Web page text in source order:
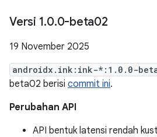
Versi 1.0.0-beta02
19 November 2025
androidx.ink:ink-*:1.0.0-
beta02 berisi commit ini.
Perubahan API
API bentuk latensi rendah